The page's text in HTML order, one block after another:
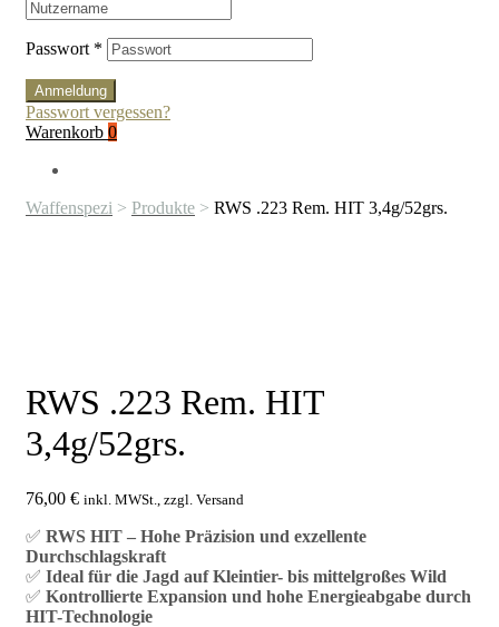
Passwort *
Anmeldung
Passwort vergessen?
Warenkorb 0
Waffenspezi > Produkte > RWS .223 Rem. HIT 3,4g/52grs.
RWS .223 Rem. HIT
3,4g/52grs.
76,00 € inkl. MWSt., zzgl. Versand
✅ RWS HIT – Hohe Präzision und exzellente
Durchschlagskraft
✅ Ideal für die Jagd auf Kleintier- bis mittelgroßes Wild
✅ Kontrollierte Expansion und hohe Energieabgabe durch
HIT-Technologie